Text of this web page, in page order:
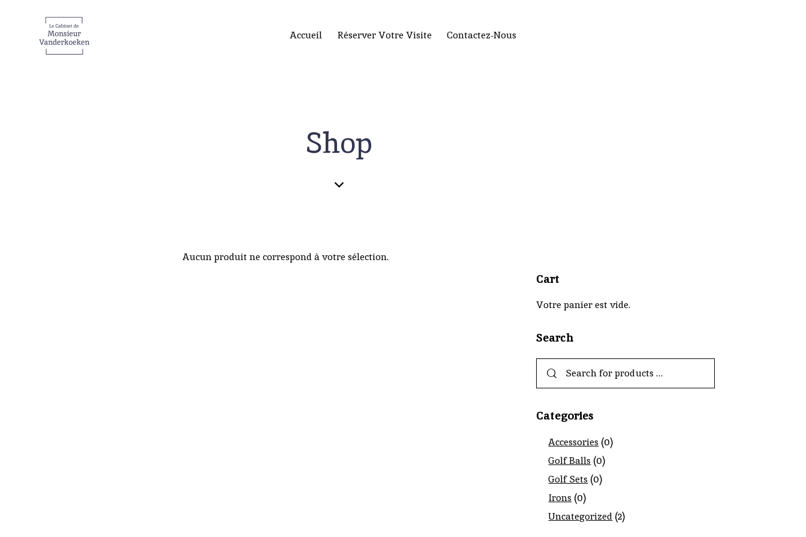
Accueil Réserver Votre Visite Contactez-Nous
Shop
Aucun produit ne correspond à votre sélection.
Cart
Votre panier est vide.
Search
Categories
Accessories (0)
Golf Balls (0)
Golf Sets (0)
Irons (0)
Uncategorized (2)